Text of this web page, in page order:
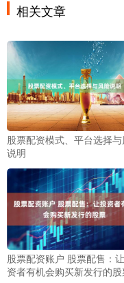
相关文章
股票配资模式、平台选择与
说明
股票配资账户 股票配售：
资者有机会购买新发行的